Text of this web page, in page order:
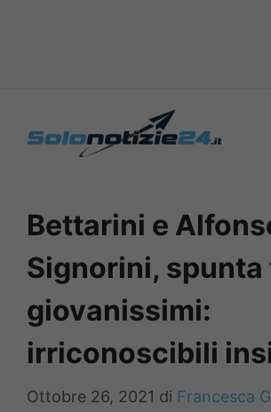
Bettarini e
Signorini, spunta
giovanissimi:
irriconoscibili
Ottobre 26, 2021 di Francesca